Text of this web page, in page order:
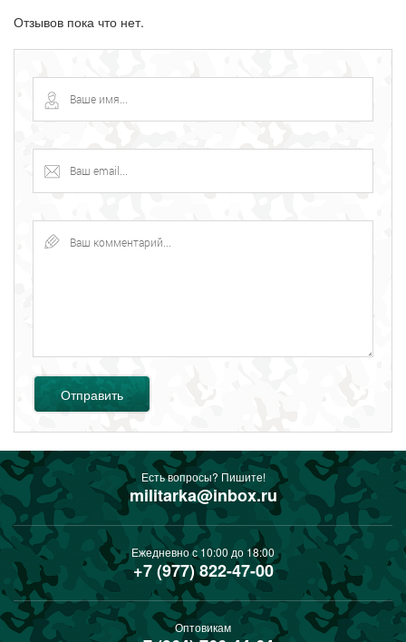
Отзывов пока что нет.
Отправить
Есть вопросы? Пишите!
militarka@inbox.ru
Ежедневно с 10:00 до 18:00
+7 (977) 822-47-00
Оптовикам